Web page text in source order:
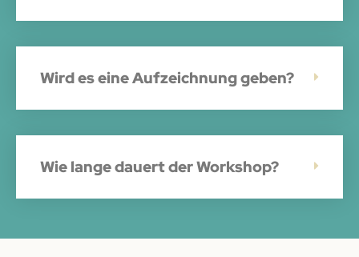
Wird es eine Aufzeichnung geben?
Wie lange dauert der Workshop?